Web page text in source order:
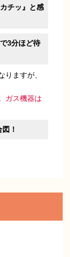
チッ』と感
3分ほど待
ますが、
ガス機器は
！